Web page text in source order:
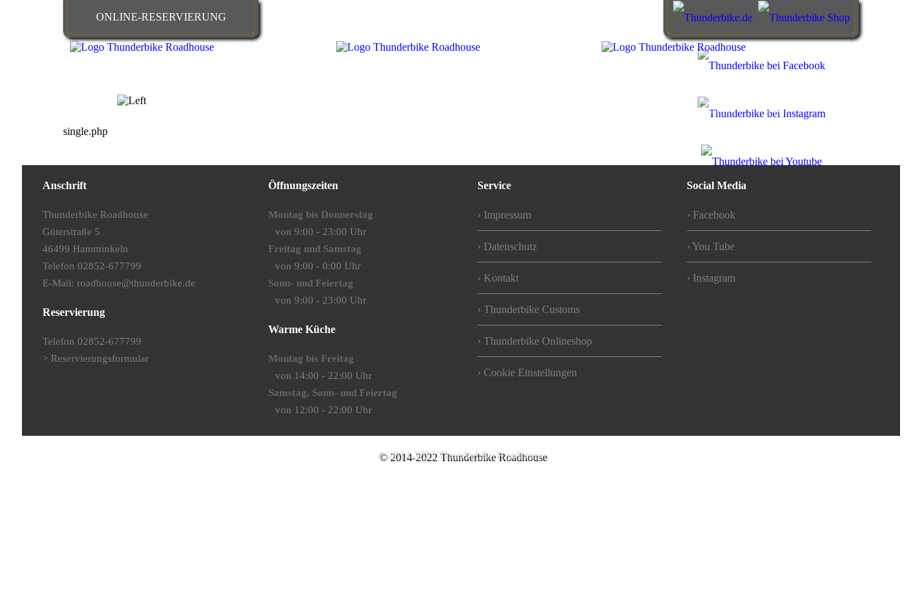
ONLINE-RESERVIERUNG
ABOUT US JOBS
single.php
Anschrift
Thunderbike Roadhouse
Güterstraße 5
46499 Hamminkeln
Telefon 02852-677799
E-Mail: roadhouse@thunderbike.de
Reservierung
Telefon 02852-677799
> Reservierungsformular
Öffnungszeiten
Montag bis Donnerstag
von 9:00 - 23:00 Uhr
Freitag und Samstag
von 9:00 - 0:00 Uhr
Sonn- und Feiertag
von 9:00 - 23:00 Uhr
Warme Küche
Montag bis Freitag
von 14:00 - 22:00 Uhr
Samstag, Sonn- und Feiertag
von 12:00 - 22:00 Uhr
Service
Impressum
Datenschutz
Kontakt
Thunderbike Customs
Thunderbike Onlineshop
Cookie Einstellungen
Social Media
Facebook
You Tube
Instagram
© 2014-2022 Thunderbike Roadhouse